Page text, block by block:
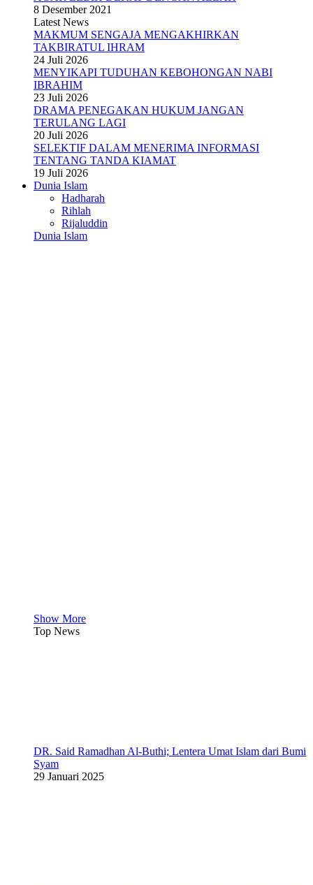
8 Desember 2021
Latest News
MAKMUM SENGAJA MENGAKHIRKAN
TAKBIRATUL IHRAM
24 Juli 2026
MENYIKAPI TUDUHAN KEBOHONGAN NABI
IBRAHIM
23 Juli 2026
DRAMA PENEGAKAN HUKUM JANGAN
TERULANG LAGI
20 Juli 2026
SELEKTIF DALAM MENERIMA INFORMASI
TENTANG TANDA KIAMAT
19 Juli 2026
Dunia Islam
Hadharah
Rihlah
Rijaluddin
Dunia Islam
Show More
Top News
DR. Said Ramadhan Al-Buthi; Lentera Umat Islam dari Bumi
Syam
29 Januari 2025